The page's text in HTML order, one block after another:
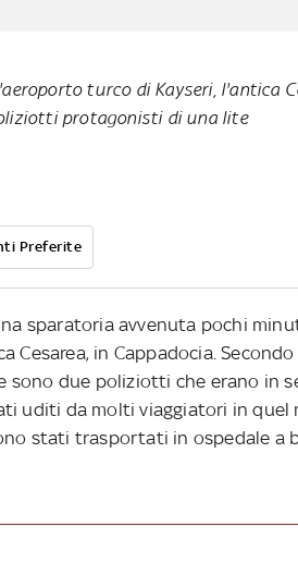
turco di Kayseri, l'antica
protagonisti di una lite
Preferite
sparatoria avvenuta pochi
Cesarea, in Cappadocia.
sono due poliziotti che erano in
uditi da molti viaggiatori in quel
stati trasportati in ospedale a